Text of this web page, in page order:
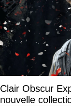
Clair Obscur
nouvelle